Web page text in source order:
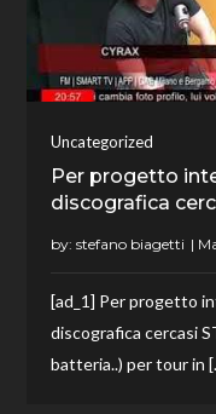
Uncategorized
Per progetto
discografica
by:stefano biagetti
[ad_1] Per progetto
discografica cercasi
batteria..) per tour in